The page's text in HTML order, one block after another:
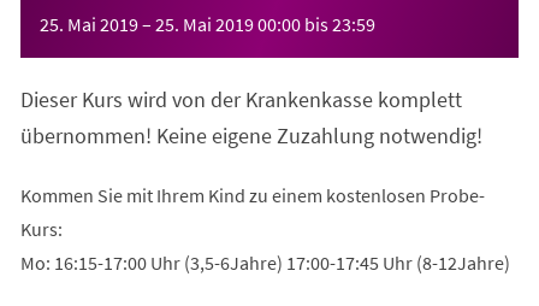
25. Mai 2019– 25. Mai 201900:00 bis23:59
Dieser Kurs wird von der Krankenkasse komplett
übernommen! Keine eigene Zuzahlung notwendig!
Kommen Sie mit Ihrem Kind zu einem kostenlosen Probe-
Kurs:
Mo: 16:15-17:00 Uhr (3,5-6Jahre) 17:00-17:45 Uhr (8-12Jahre)